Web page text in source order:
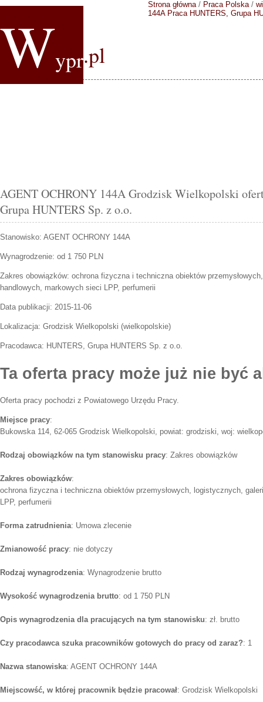
Wypr.pl
Strona główna/ Praca Polska/
144A Praca HUNTERS, Grupa
AGENT OCHRONY 144A Grodzisk Wielkopolski
Grupa HUNTERS Sp. z o.o.
Stanowisko: AGENT OCHRONY 144A
Wynagrodzenie: od 1 750 PLN
Zakres obowiązków: ochrona fizyczna i techniczna obiektów
handlowych, markowych sieci LPP, perfumerii
Data publikacji: 2015-11-06
Lokalizacja: Grodzisk Wielkopolski (wielkopolskie)
Pracodawca: HUNTERS, Grupa HUNTERS Sp. z o.o.
Ta oferta pracy może już nie być
Oferta pracy pochodzi z Powiatowego Urzędu Pracy.
Miejsce pracy:
Bukowska 114, 62-065 Grodzisk Wielkopolski, powiat: grodziski, woj:
Rodzaj obowiązków na tym stanowisku pracy: Zakres obowiązków
Zakres obowiązków:
ochrona fizyczna i techniczna obiektów przemysłowych, logistycznych,
LPP, perfumerii
Forma zatrudnienia: Umowa zlecenie
Zmianowość pracy: nie dotyczy
Rodzaj wynagrodzenia: Wynagrodzenie brutto
Wysokość wynagrodzenia brutto: od 1 750 PLN
Opis wynagrodzenia dla pracujących na tym stanowisku: zł. brutto
Czy pracodawca szuka pracowników gotowych do pracy od zaraz?: 1
Nazwa stanowiska: AGENT OCHRONY 144A
Miejscowść, w której pracownik będzie pracował: Grodzisk Wielkopolski